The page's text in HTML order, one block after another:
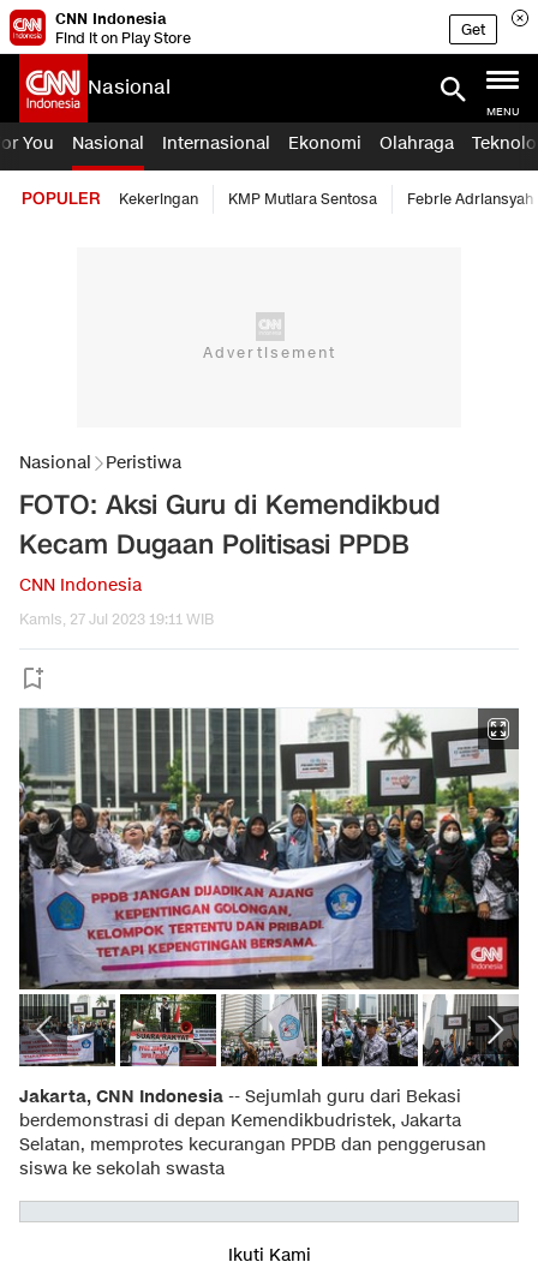
CNN Indonesia
Find it on Play Store
Get
Nasional
MENU
You Nasional Internasional Ekonomi Olahraga
POPULER Kekeringan KMP Mutiara Sentosa Febrie Adriansyah
Nasional Peristiwa
FOTO: Aksi Guru di Kemendikbud
Kecam Dugaan Politisasi PPDB
CNN Indonesia
Kamis, 27 Jul 2023 19:11 WIB
Jakarta, CNN Indonesia -- Sejumlah guru dari Bekasi
berdemonstrasi di depan Kemendikbudristek, Jakarta
Selatan, memprotes kecurangan PPDB dan penggerusan
siswa ke sekolah swasta
Ikuti Kami